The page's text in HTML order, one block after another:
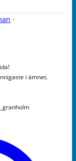
·
i ämnet.